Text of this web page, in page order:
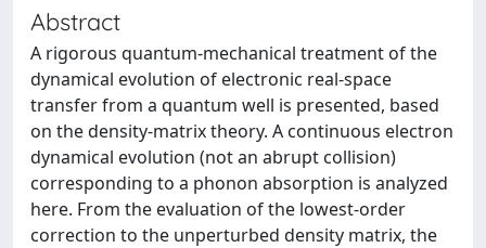
Abstract
A rigorous quantum-mechanical treatment of the
dynamical evolution of electronic real-space
transfer from a quantum well is presented, based
on the density-matrix theory. A continuous electron
dynamical evolution (not an abrupt collision)
corresponding to a phonon absorption is analyzed
here. From the evaluation of the lowest-order
correction to the unperturbed density matrix, the